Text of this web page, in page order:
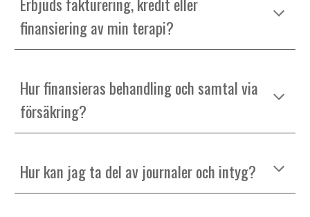
finansiering av min terapi?
Hur finansieras behandling och samtal via
försäkring?
Hur kan jag ta del av journaler och intyg?